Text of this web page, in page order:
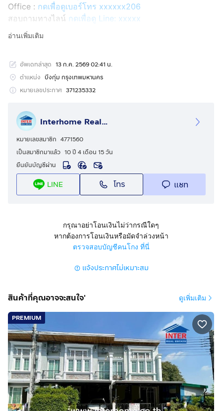
Office : กดเพื่อดูเบอร์โทร xxxxxx206
สอบถามทางไลน์ กดเพื่อดู Line: xxxxx
Line ID: @interhome
ขนาด 33.2 ตร.ว.
ที่ตั้ง : หมู่บ้านโกลเด้น ทาวน์ ลาดพร้าว-เกษตรนวมินทร์
รายละเอียด
ใกล้เดอะมอลล์บางกะปิ ตะวันนา โลตัส-นวมินทร์ แม็คโคร
นวมินทร์
หมู่บ้านโกลเด้น ทาวน์ ลาดพร้าว-เกษตรนวมินทร์ (Golden
Town Ladprao-Kaset Nawamin) ขายทาวน์โฮม 2 ชั้น
ถนนรามอินทรา แขวงคลองกุ่ม เขตบึงกุ่ม กรุงเทพมหานคร
สูง 2 ชั้น 4 นอน 3 น้ำ 1 ครัว 1 ห้องรับแขก
พื้นชั้นบนปูด้วยไม้ลามิเนต พื้นชั้นล่างปูด้วยไม้ลามิเนต บ้าน
พร้อมอยู่
ทำเลดี ตกแต่งสวย บ้านหลังริม
บิวท์อินครัว มีพื้นที่เหลือด้านข้าง
ทำเลดี สถานที่ใกล้เคียง :
ใกล้เดอะมอลล์บางกะปิ ตะวันนา โลตัส-นวมินทร์ แม็คโคร
นวมินทร์ ท็อปซุปเปอร์มาร์เก็ต แม็คโคร เซ็นทรัล อีสต์วิลล์
Chocolate Ville ตลาดหัวมุม ตลาดอินทรารักษ์ นวมินทร์
ตลาดปัฐวิกรณ์ โรงเรียนเลิศหล้า โรงเรียนบดินทร์เดชา2
อ่านเพิ่มเติม
อัพเดทล่าสุด 13 ก.ค. 2569 02:41 น.
ตำแหน่ง บึงกุ่ม กรุงเทพมหานคร
หมายเลขประกาศ 371235332
Interhome Realty Estate
หมายเลขสมาชิก 4771560
เป็นสมาชิกมาแล้ว 10 ปี 4 เดือน 15 วัน
ยืนยันบัญชีผ่าน
LINE โทร แชท
กรุณาอย่าโอนเงินไม่ว่ากรณีใดๆ
หากต้องการโอนเงินหรือมัดจำล่วงหน้า
ตรวจสอบบัญชีคนโกง ที่นี่
แจ้งประกาศไม่เหมาะสม
สินค้าที่คุณอาจจะสนใจ' ดูเพิ่มเติม
PREMIUM